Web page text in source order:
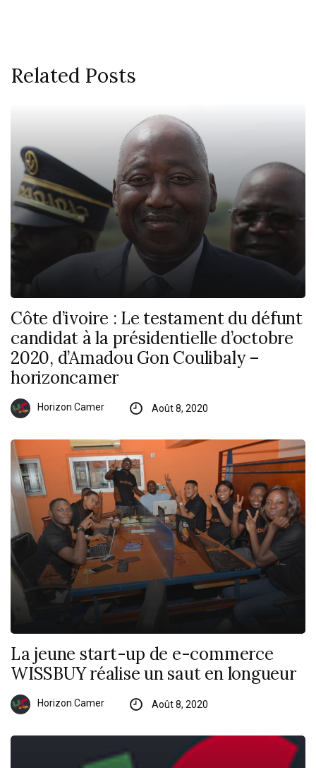
Related Posts
Côte d’ivoire : Le testament du défunt
candidat à la présidentielle d’octobre
2020, d’Amadou Gon Coulibaly –
horizoncamer
Horizon Camer Août 8, 2020
La jeune start-up de e-commerce
WISSBUY réalise un saut en longueur
Horizon Camer Août 8, 2020